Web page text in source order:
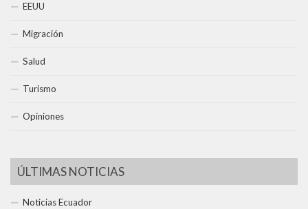
EEUU
Migración
Salud
Turismo
Opiniones
ÚLTIMAS NOTICIAS
Noticias Ecuador